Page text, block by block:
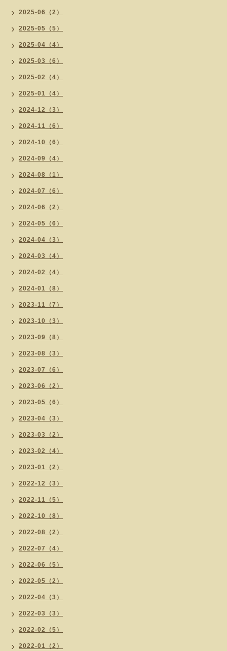
2025-06（2）
2025-05（5）
2025-04（4）
2025-03（6）
2025-02（4）
2025-01（4）
2024-12（3）
2024-11（6）
2024-10（6）
2024-09（4）
2024-08（1）
2024-07（6）
2024-06（2）
2024-05（6）
2024-04（3）
2024-03（4）
2024-02（4）
2024-01（8）
2023-11（7）
2023-10（3）
2023-09（8）
2023-08（3）
2023-07（6）
2023-06（2）
2023-05（6）
2023-04（3）
2023-03（2）
2023-02（4）
2023-01（2）
2022-12（3）
2022-11（5）
2022-10（8）
2022-08（2）
2022-07（4）
2022-06（5）
2022-05（2）
2022-04（3）
2022-03（3）
2022-02（5）
2022-01（2）